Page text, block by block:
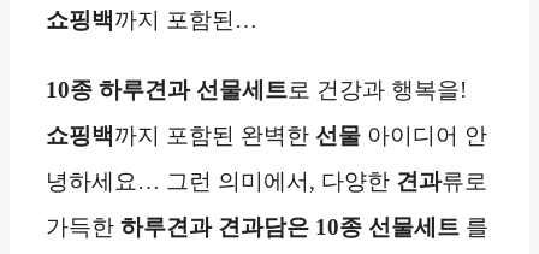
쇼핑백까지 포함된…
10종 하루견과 선물세트로 건강과 행복을!
쇼핑백까지 포함된 완벽한 선물 아이디어 안
녕하세요… 그런 의미에서, 다양한 견과류로
가득한 하루견과 견과담은 10종 선물세트 를